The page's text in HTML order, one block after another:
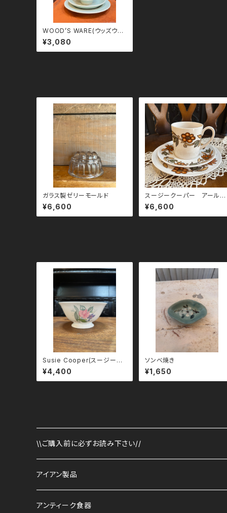
WOOD’S WARE(ウッズウェ
ア)/Berylシリーズ/トリオ(カ
ップ・ソーサー・プレート)
¥3,080
ガラス製ゼリーモールド
¥6,600
スージークーパー アールヌ
ーボー トリオ
¥6,600
Susie Cooper(スージーク
ーパー)『FRAGRANCE』シュ
ガーボウル（小鉢）｜1960年
代 ヴィンテージ
¥4,400
ソンべ焼き
¥1,650
\\ご購入前に必ずお読み下さい//
アイアン製品
アンティーク食器